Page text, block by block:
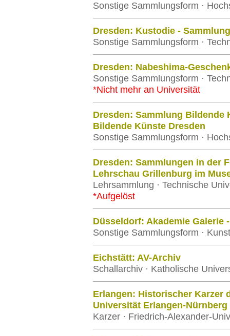
Sonstige Sammlungsform ·
Dresden: Kustodie -
Sonstige Sammlungsform ·
Dresden: Nabeshima-
Sonstige Sammlungsform ·
*Nicht mehr an Universität
Dresden: Sammlung Bildende
Bildende Künste Dresden
Sonstige Sammlungsform ·
Dresden: Sammlungen in der
Lehrschau Grillenburg im
Lehrsammlung · Technische
*Aufgelöst
Düsseldorf: Akademie Galerie
Sonstige Sammlungsform ·
Eichstätt: AV-Archiv
Schallarchiv · Katholische
Erlangen: Historischer Karzer
Universität Erlangen-Nürnberg
Karzer · Friedrich-Alexander-